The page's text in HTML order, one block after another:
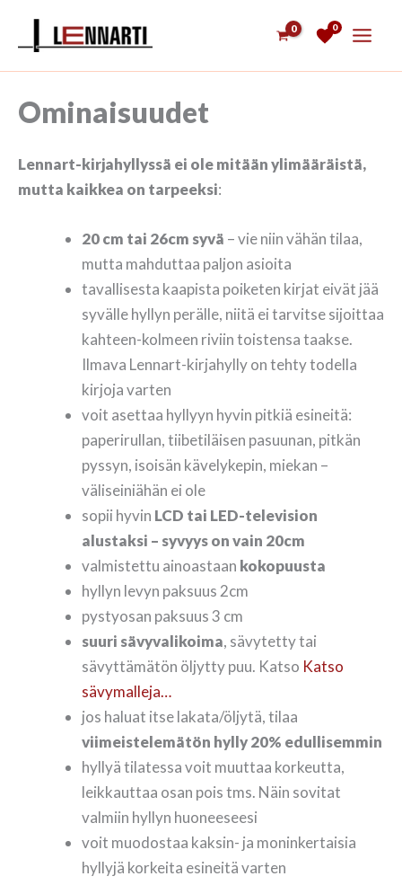
0
Ominaisuudet
Lennart-kirjahyllyssä ei ole mitään ylimääräistä,
mutta kaikkea on tarpeeksi:
20 cm tai 26cm syvä – vie niin vähän tilaa,
mutta mahduttaa paljon asioita
tavallisesta kaapista poiketen kirjat eivät jää
syvälle hyllyn perälle, niitä ei tarvitse sijoittaa
kahteen-kolmeen riviin toistensa taakse.
Ilmava Lennart-kirjahylly on tehty todella
kirjoja varten
voit asettaa hyllyyn hyvin pitkiä esineitä:
paperirullan, tiibetiläisen pasuunan, pitkän
pyssyn, isoisän kävelykepin, miekan –
väliseiniähän ei ole
sopii hyvin LCD tai LED-television
alustaksi – syvyys on vain 20cm
valmistettu ainoastaan kokopuusta
hyllyn levyn paksuus 2cm
pystyosan paksuus 3 cm
suuri sävyvalikoima, sävytetty tai
sävyttämätön öljytty puu. Katso Katso
sävymalleja…
jos haluat itse lakata/öljytä, tilaa
viimeistelemätön hylly 20% edullisemmin
hyllyä tilatessa voit muuttaa korkeutta,
leikkauttaa osan pois tms. Näin sovitat
valmiin hyllyn huoneeseesi
voit muodostaa kaksin- ja moninkertaisia
hyllyjä korkeita esineitä varten